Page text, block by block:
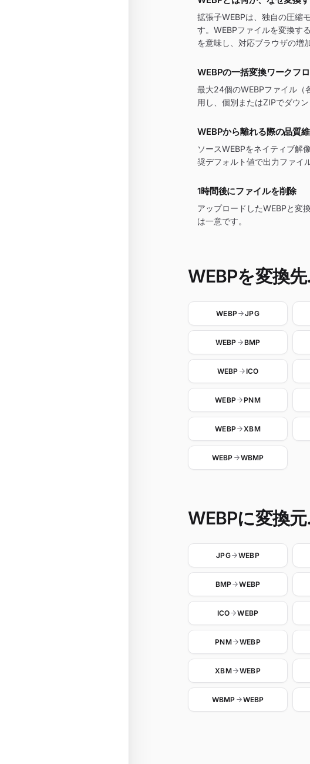
拡張子WEBPは、独自の圧縮
す。WEBPファイルを変換す
を意味し、対応ブラウザの増
WEBPの一括変換ワークフ
最大24個のWEBPファイル（
用し、個別またはZIPでダウン
WEBPから離れる際の品質
ソースWEBPをネイティブ解
奨デフォルト値で出力ファイ
1時間後にファイルを削除
アップロードしたWEBPと変
は一意です。
WEBPを変換
WEBP JPG
WEBP BMP
WEBP ICO
WEBP PNM
WEBP XBM
WEBP WBMP
WEBPに変換
JPG WEBP
BMP WEBP
ICO WEBP
PNM WEBP
XBM WEBP
WBMP WEBP